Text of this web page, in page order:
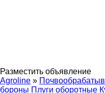
Разместить объявление
Agroline »
бороны Плуги оборотные